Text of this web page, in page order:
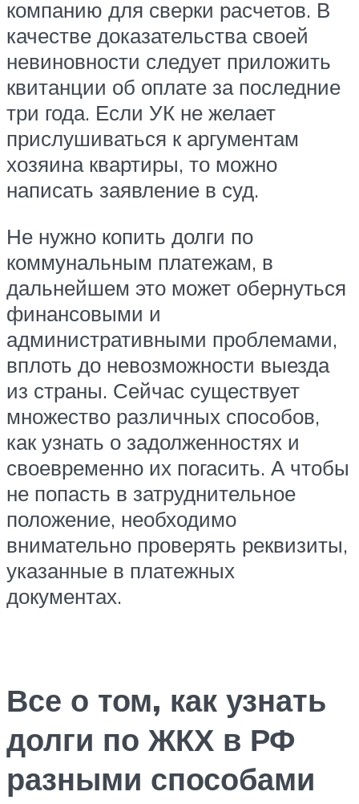
компанию для сверки расчетов. В
качестве доказательства своей
невиновности следует приложить
квитанции об оплате за последние
три года. Если УК не желает
прислушиваться к аргументам
хозяина квартиры, то можно
написать заявление в суд.
Не нужно копить долги по
коммунальным платежам, в
дальнейшем это может обернуться
финансовыми и
административными проблемами,
вплоть до невозможности выезда
из страны. Сейчас существует
множество различных способов,
как узнать о задолженностях и
своевременно их погасить. А чтобы
не попасть в затруднительное
положение, необходимо
внимательно проверять реквизиты,
указанные в платежных
документах.
Все о том, как узнать
долги по ЖКХ в РФ
разными способами